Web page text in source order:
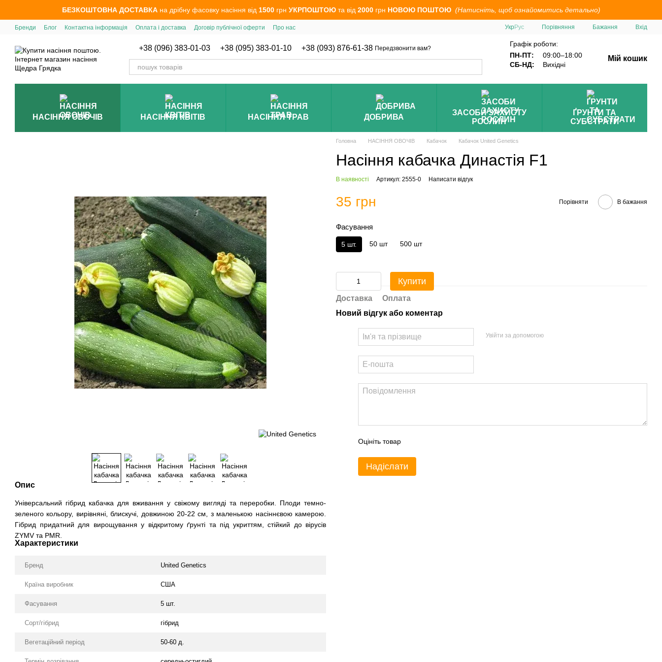
Перейти до основного контентуБЕЗКОШТОВНА ДОСТАВКА на дрібну фасовку насіння від 1500грн УКРПОШТОЮта від 2000грн НОВОЮ ПОШТОЮ (Натисніть, щоб ознайомитись детально)
Бренди Блог Контактна інформація Оплата і доставка Договір публічної оферти Про нас УкрРус Порівняння Бажання Вхід
+38 (096) 383-01-03 +38 (095) 383-01-10 +38 (093) 876-61-38 Передзвонити вам?
Графік роботи:
ПН-ПТ:
09:00–18:00
СБ-НД:
Вихідні
Мій кошик
НАСІННЯ ОВОЧІВ НАСІННЯ КВІТІВ НАСІННЯ ТРАВ ДОБРИВА
ЗАСОБИ ЗАХИСТУ
РОСЛИН
ҐРУНТИ ТА
СУБСТРАТИ
Опис
Універсальний гібрид кабачка для вживання у свіжому вигляді та переробки. Плоди темно-
зеленого кольору, вирівняні, блискучі, довжиною 20-22 см, з маленькою насіннєвою камерою.
Гібрид придатний для вирощування у відкритому ґрунті та під укриттям, стійкий до вірусів
ZYMV та PMR.
Характеристики
Бренд United Genetics
Країна виробник США
Фасування 5 шт.
Сорт/гібрид гібрид
Вегетаційний період 50-60 д.
Головна НАСІННЯ ОВОЧІВ Кабачок Кабачок United Genetics
Насіння кабачка Династія F1
В наявності Артикул: 2555-0 Написати відгук
35 грн Порівняти В бажання
Фасування
5 шт. 50 шт 500 шт
Купити
Доставка
Оплата
Новий відгук або коментар
Увійти за допомогою
Оцініть товар
Надіслати